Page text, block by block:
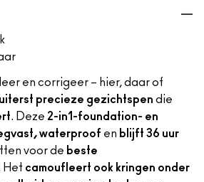
en corrigeer – hier, daar of
uiterst precieze gezichtspen die
. Deze 2-in1-foundation- en
waterproof en blijft 36 uur
voor de beste
Het camoufleert ook kringen onder